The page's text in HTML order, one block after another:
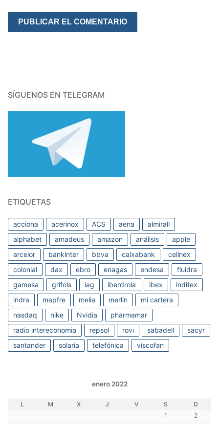
SÍGUENOS EN TELEGRAM
ETIQUETAS
acciona acerinox ACS aena
almirall
alphabet
amadeus amazon análisis
apple
arcelor
bankinter bbva caixabank
cellnex
colonial
dax ebro enagas endesa
fluidra
gamesa
grifols iag iberdrola ibex
inditex
indra
mapfre melia merlin
mi cartera
nasdaq
nike Nvidia
pharmamar
radio intereconomia
repsol rovi sabadell
sacyr
santander
solaria telefónica viscofan
enero 2022
L M X J V S
D
1
2